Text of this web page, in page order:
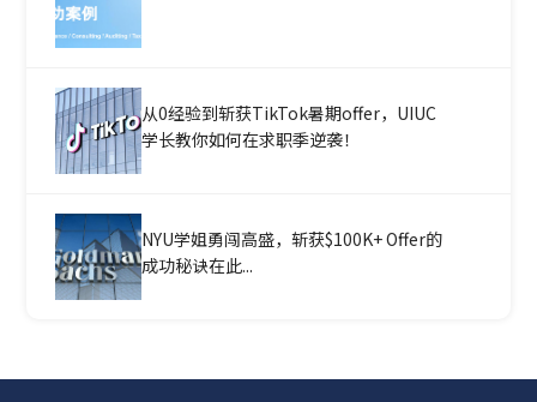
从0经验到斩获TikTok暑期offer，UIUC
学长教你如何在求职季逆袭！
NYU学姐勇闯高盛，斩获$100K+ Offer的
成功秘诀在此...